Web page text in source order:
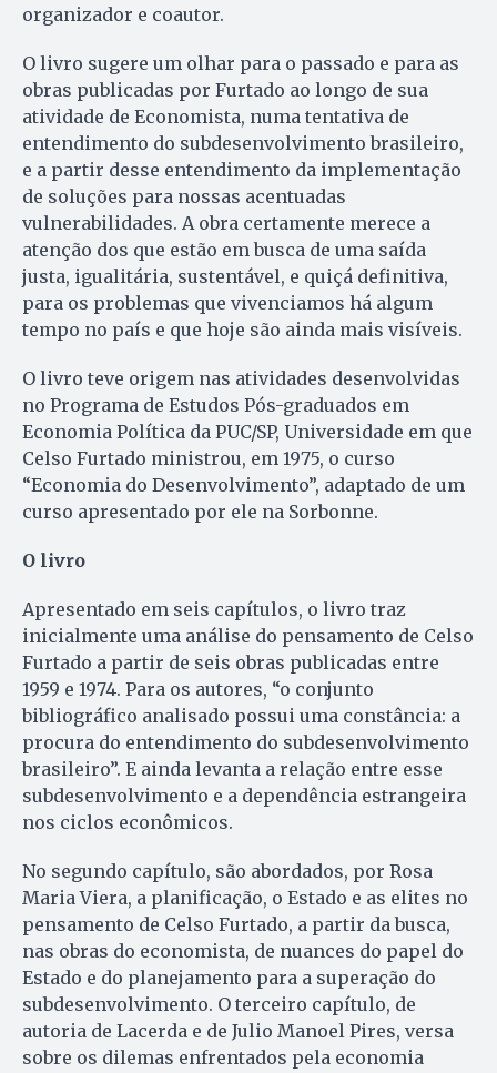
organizador e coautor.
O livro sugere um olhar para o passado e para as
obras publicadas por Furtado ao longo de sua
atividade de Economista, numa tentativa de
entendimento do subdesenvolvimento brasileiro,
e a partir desse entendimento da implementação
de soluções para nossas acentuadas
vulnerabilidades. A obra certamente merece a
atenção dos que estão em busca de uma saída
justa, igualitária, sustentável, e quiçá definitiva,
para os problemas que vivenciamos há algum
tempo no país e que hoje são ainda mais visíveis.
O livro teve origem nas atividades desenvolvidas
no Programa de Estudos Pós-graduados em
Economia Política da PUC/SP, Universidade em que
Celso Furtado ministrou, em 1975, o curso
“Economia do Desenvolvimento”, adaptado de um
curso apresentado por ele na Sorbonne.
O livro
Apresentado em seis capítulos, o livro traz
inicialmente uma análise do pensamento de Celso
Furtado a partir de seis obras publicadas entre
1959 e 1974. Para os autores, “o conjunto
bibliográfico analisado possui uma constância: a
procura do entendimento do subdesenvolvimento
brasileiro”. E ainda levanta a relação entre esse
subdesenvolvimento e a dependência estrangeira
nos ciclos econômicos.
No segundo capítulo, são abordados, por Rosa
Maria Viera, a planificação, o Estado e as elites no
pensamento de Celso Furtado, a partir da busca,
nas obras do economista, de nuances do papel do
Estado e do planejamento para a superação do
subdesenvolvimento. O terceiro capítulo, de
autoria de Lacerda e de Julio Manoel Pires, versa
sobre os dilemas enfrentados pela economia